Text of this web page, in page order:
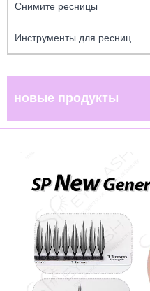
Снимите ресницы
Инструменты для ресниц
новые продукты